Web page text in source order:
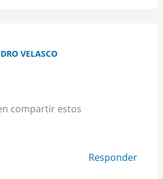
VELASCO
compartir estos
Responder